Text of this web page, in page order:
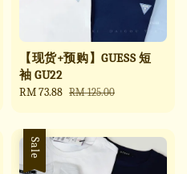
【现货+预购】GUESS 短
袖 GU22
Sale
RM 73.88 Regular
RM 125.00
Sale